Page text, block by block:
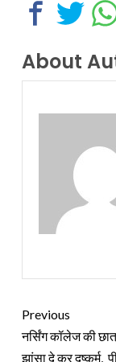
About
Previous
नर्सिंग कॉलेज की
झांसा दे कर दुष्कर्म,